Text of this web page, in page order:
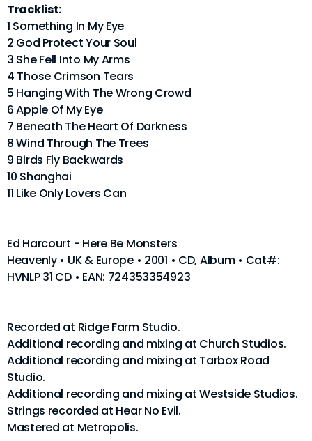
Tracklist:
1 Something In My Eye
2 God Protect Your Soul
3 She Fell Into My Arms
4 Those Crimson Tears
5 Hanging With The Wrong Crowd
6 Apple Of My Eye
7 Beneath The Heart Of Darkness
8 Wind Through The Trees
9 Birds Fly Backwards
10 Shanghai
11 Like Only Lovers Can
Ed Harcourt - Here Be Monsters
Heavenly • UK & Europe • 2001 • CD, Album • Cat#:
HVNLP 31 CD • EAN: 724353354923
Recorded at Ridge Farm Studio.
Additional recording and mixing at Church Studios.
Additional recording and mixing at Tarbox Road
Studio.
Additional recording and mixing at Westside Studios.
Strings recorded at Hear No Evil.
Mastered at Metropolis.